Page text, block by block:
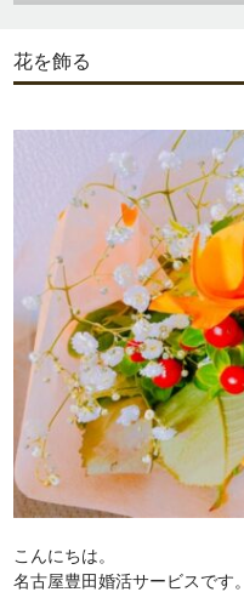
花を飾る
こんにちは。
名古屋豊田婚活サービスです。